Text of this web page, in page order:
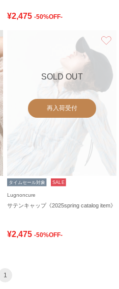
¥2,475 -50%OFF-
SOLD OUT
再入荷受付
タイムセール対象 SALE
Lugnoncure
サテンキャップ《2025spring catalog item》
¥2,475 -50%OFF-
1